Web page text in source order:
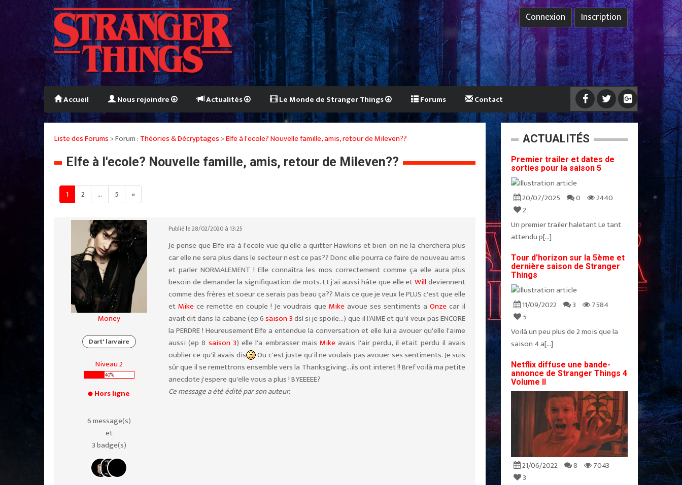
Inscription
Connexion
Accueil Nous rejoindre Actualités Le Monde de Stranger Things Forums Contact
Liste des Forums > Forum : Théories & Décryptages >Elfe à l'ecole? Nouvelle famille, amis, retour de Mileven??
Elfe à l'ecole? Nouvelle famille, amis, retour de Mileven??
1 2 ... 5 »
Money
Dart' larvaire
Niveau 2
40%
Hors ligne
6 message(s)
et
3 badge(s)
Publié le 28/02/2020 à 13:25
Je pense que Elfe ira à l'ecole vue qu'elle a quitter Hawkins et bien on ne la cherchera plus
car elle ne sera plus dans le secteur n'est ce pas?? Donc elle pourra ce faire de nouveau amis
et parler NORMALEMENT ! Elle connaîtra les mos correctement comme ça elle aura plus
besoin de demander la signifiquation de mots. Et j'ai aussi hâte que elle etWill deviennent
comme des frères et soeur ce serais pas beau ça?? Mais ce que je veux le PLUS c'est que elle
et Mike ce remette en couple ! Je voudrais que Mike avoue ses sentiments a Onze car il
avait dit dans la cabane (ep 6saison 3dsl si je spoile...) que il l'AIME et qu'il veux pas ENCORE
la PERDRE ! Heureusement Elfe a entendue la conversation et elle lui a avouer qu'elle l'aime
aussi (ep 8 saison 3) elle l'a embrasser maisMike avais l'air perdu, il etait perdu il avais
oublier ce qu'il avais dis
Ou c'est juste qu'il ne voulais pas avouer ses sentiments. Je suis
sûr que il se remettrons ensemble vers la Thanksgiving...ils ont interet !! Bref voilà ma petite
anecdote j'espere qu'elle vous a plus ! BYEEEEE?
Ce message a été édité par son auteur.
ACTUALITÉS
Premier trailer et dates de
sorties pour la saison 5
20/07/2025 0
2440
2
Un premier trailer haletant Le tant
attendu p[...]
Tour d'horizon sur la 5ème et
dernière saison de Stranger
Things
11/09/2022 3
7584
5
Voilà un peu plus de 2 mois que la
saison 4 a[...]
Netflix diffuse une bande-
annonce de Stranger Things 4
Volume II
21/06/2022 8
7043
3